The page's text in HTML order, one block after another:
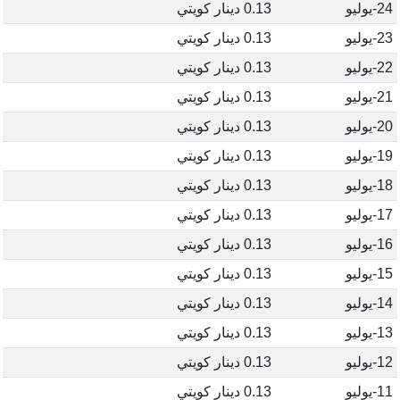
24-يوليو
0.13 دينار كويتي
23-يوليو
0.13 دينار كويتي
22-يوليو
0.13 دينار كويتي
21-يوليو
0.13 دينار كويتي
20-يوليو
0.13 دينار كويتي
19-يوليو
0.13 دينار كويتي
18-يوليو
0.13 دينار كويتي
17-يوليو
0.13 دينار كويتي
16-يوليو
0.13 دينار كويتي
15-يوليو
0.13 دينار كويتي
14-يوليو
0.13 دينار كويتي
13-يوليو
0.13 دينار كويتي
12-يوليو
0.13 دينار كويتي
11-يوليو
0.13 دينار كويتي